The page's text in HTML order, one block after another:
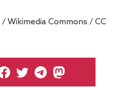
/ Wikimedia Commons / CC